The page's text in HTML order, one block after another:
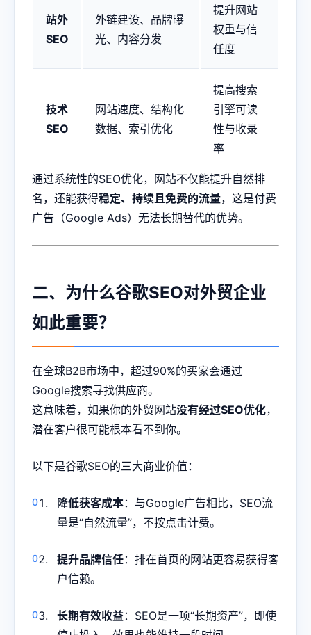
站外
SEO
外链建设、品牌曝
光、内容分发
提升网站
权重与信
任度
技术
SEO
网站速度、结构化
数据、索引优化
提高搜索
引擎可读
性与收录
率
通过系统性的SEO优化，网站不仅能提升自然排
名，还能获得稳定、持续且免费的流量，这是付费
广告（Google Ads）无法长期替代的优势。
二、为什么谷歌SEO对外贸企业
如此重要？
在全球B2B市场中，超过90%的买家会通过
Google搜索寻找供应商。
这意味着，如果你的外贸网站没有经过SEO优化，
潜在客户很可能根本看不到你。
以下是谷歌SEO的三大商业价值：
降低获客成本：与Google广告相比，SEO流
量是“自然流量”，不按点击计费。
提升品牌信任：排在首页的网站更容易获得客
户信赖。
长期有效收益：SEO是一项“长期资产”，即使